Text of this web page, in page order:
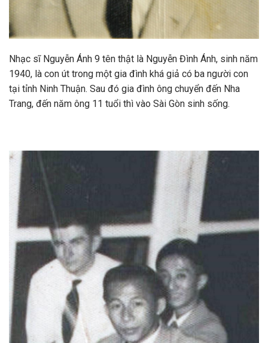
Nhạc sĩ Nguyễn Ánh 9 tên thật là Nguyễn Đình Ánh, sinh năm
1940, là con út trong một gia đình khá giả có ba người con
tại tỉnh Ninh Thuận. Sau đó gia đình ông chuyển đến Nha
Trang, đến năm ông 11 tuổi thì vào Sài Gòn sinh sống.